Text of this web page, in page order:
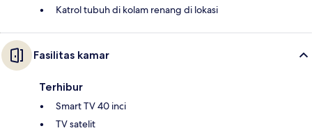
Katrol tubuh di kolam renang di lokasi
Fasilitas kamar
Terhibur
Smart TV 40 inci
TV satelit